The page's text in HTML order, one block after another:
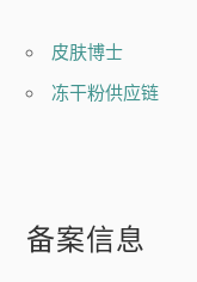
皮肤博士
冻干粉供应链
备案信息